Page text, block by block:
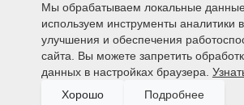
© 2026 АКБМАРКЕТ, Все права
Мы обрабатываем локальные
используем инструменты аналитики
улучшения и обеспечения
сайта. Вы можете запретить
данных в настройках браузера.
Хорошо
Подробнее